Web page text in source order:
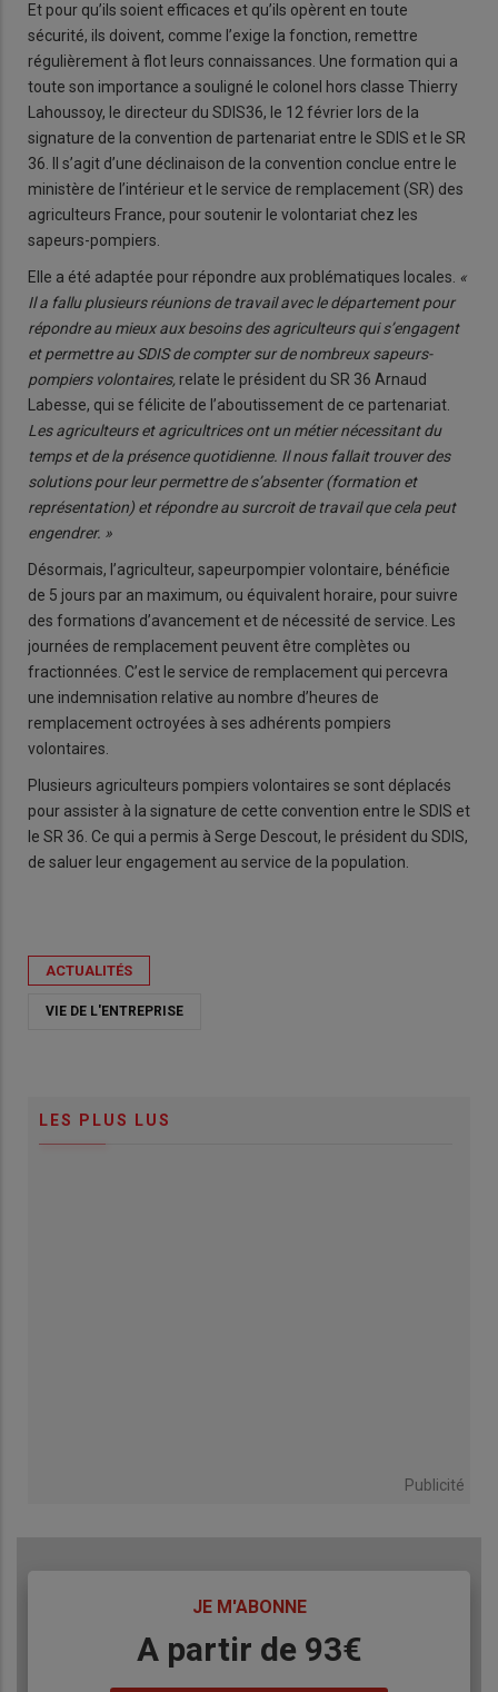
Et pour qu’ils soient efficaces et qu’ils opèrent en toute
sécurité, ils doivent, comme l’exige la fonction, remettre
régulièrement à flot leurs connaissances. Une formation qui a
toute son importance a souligné le colonel hors classe Thierry
Lahoussoy, le directeur du SDIS36, le 12 février lors de la
signature de la convention de partenariat entre le SDIS et le SR
36. Il s’agit d’une déclinaison de la convention conclue entre le
ministère de l’intérieur et le service de remplacement (SR) des
agriculteurs France, pour soutenir le volontariat chez les
sapeurs-pompiers.
Elle a été adaptée pour répondre aux problématiques locales. «
Il a fallu plusieurs réunions de travail avec le département pour
répondre au mieux aux besoins des agriculteurs qui s’engagent
et permettre au SDIS de compter sur de nombreux sapeurs-
pompiers volontaires, relate le président du SR 36 Arnaud
Labesse, qui se félicite de l’aboutissement de ce partenariat.
Les agriculteurs et agricultrices ont un métier nécessitant du
temps et de la présence quotidienne. Il nous fallait trouver des
solutions pour leur permettre de s’absenter (formation et
représentation) et répondre au surcroit de travail que cela peut
engendrer. »
Désormais, l’agriculteur, sapeurpompier volontaire, bénéficie
de 5 jours par an maximum, ou équivalent horaire, pour suivre
des formations d’avancement et de nécessité de service. Les
journées de remplacement peuvent être complètes ou
fractionnées. C’est le service de remplacement qui percevra
une indemnisation relative au nombre d’heures de
remplacement octroyées à ses adhérents pompiers
volontaires.
Plusieurs agriculteurs pompiers volontaires se sont déplacés
pour assister à la signature de cette convention entre le SDIS et
le SR 36. Ce qui a permis à Serge Descout, le président du SDIS,
de saluer leur engagement au service de la population.
ACTUALITÉS
VIE DE L'ENTREPRISE
LES PLUS LUS
Publicité
JE M'ABONNE
A partir de 93€